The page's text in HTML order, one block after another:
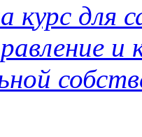
курс для
и